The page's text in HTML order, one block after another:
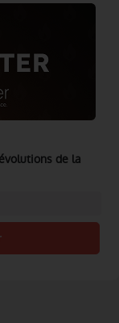
de la